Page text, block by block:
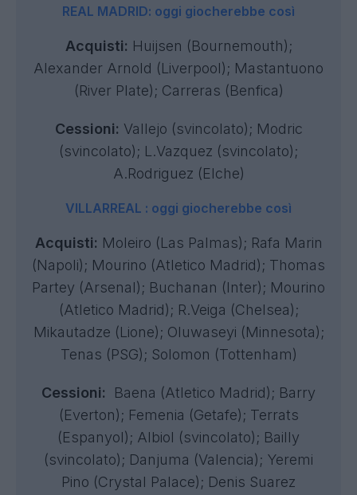
REAL MADRID: oggi giocherebbe così
Acquisti: Huijsen (Bournemouth);
Alexander Arnold (Liverpool); Mastantuono
(River Plate); Carreras (Benfica)
Cessioni: Vallejo (svincolato); Modric
(svincolato); L.Vazquez (svincolato);
A.Rodriguez (Elche)
VILLARREAL : oggi giocherebbe così
Acquisti: Moleiro (Las Palmas); Rafa Marin
(Napoli); Mourino (Atletico Madrid); Thomas
Partey (Arsenal); Buchanan (Inter); Mourino
(Atletico Madrid); R.Veiga (Chelsea);
Mikautadze (Lione); Oluwaseyi (Minnesota);
Tenas (PSG); Solomon (Tottenham)
Cessioni:
Baena (Atletico Madrid); Barry
(Everton); Femenia (Getafe); Terrats
(Espanyol); Albiol (svincolato); Bailly
(svincolato); Danjuma (Valencia); Yeremi
Pino (Crystal Palace); Denis Suarez